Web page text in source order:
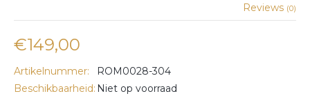
Reviews (0)
€149,00
Artikelnummer:
ROM0028-304
Beschikbaarheid: Niet op voorraad